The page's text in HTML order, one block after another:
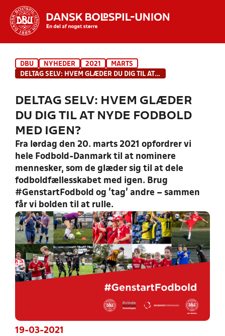
INDHOLD OG NYHEDER
HOLD
DBU NYHEDER 2021
MARTS
DELTAG SELV: HVEM GLÆDER DU DIG TIL AT NYDE FODBOLD MED IGEN?
DELTAG SELV: HVEM GLÆDER
DU DIG TIL AT NYDE FODBOLD
MED IGEN?
Fra lørdag den 20. marts 2021 opfordrer vi
hele Fodbold-Danmark til at nominere
mennesker, som de glæder sig til at dele
fodboldfællesskabet med igen. Brug
#GenstartFodbold og ’tag’ andre – sammen
får vi bolden til at rulle.
19-03-2021